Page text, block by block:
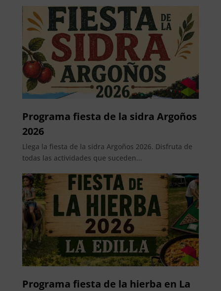
Programa fiesta de la sidra Argoños
2026
Llega la fiesta de la sidra Argoños 2026. Disfruta de
todas las actividades que suceden...
Programa fiesta de la hierba en La